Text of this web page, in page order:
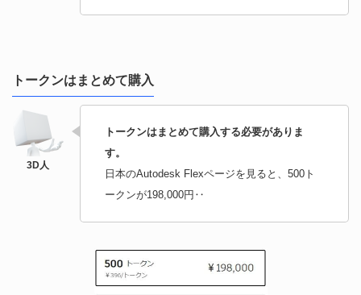
トークンはまとめて購入
トークンはまとめて購入する必要がありま
す。
日本のAutodesk Flexページを見ると、500ト
ークンが198,000円‥